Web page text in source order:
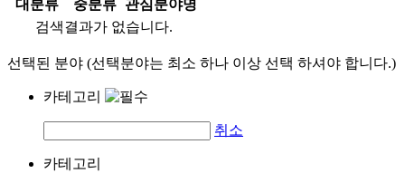
대분류
중분류
관심분야명
검색결과가 없습니다.
선택된 분야 (선택분야는 최소 하나 이상 선택 하셔야 합니다.)
카테고리
취소
카테고리